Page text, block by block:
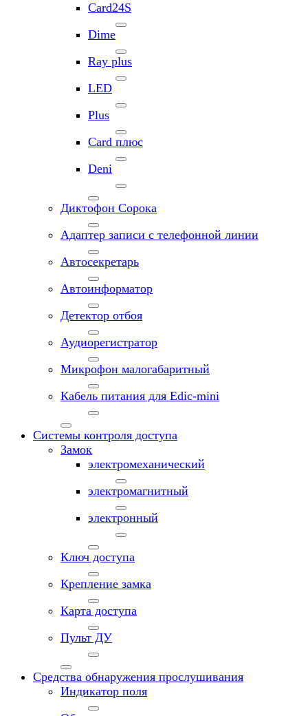
Card24S
Dime
Ray plus
LED
Plus
Card плюс
Deni
Диктофон Сорока
Адаптер записи с телефонной линии
Автосекретарь
Автоинформатор
Детектор отбоя
Аудиорегистратор
Микрофон малогабаритный
Кабель питания для Edic-mini
Системы контроля доступа
Замок
электромеханический
электромагнитный
электронный
Ключ доступа
Крепление замка
Карта доступа
Пульт ДУ
Средства обнаружения прослушивания
Индикатор поля